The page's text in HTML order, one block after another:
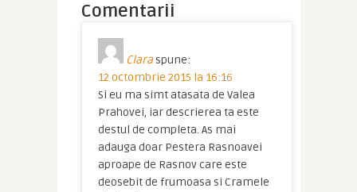
Comentarii
Clara spune:
12 octombrie 2015 la 16:16
Si eu ma simt atasata de Valea
Prahovei, iar descrierea ta este
destul de completa. As mai
adauga doar Pestera Rasnoavei
aproape de Rasnov care este
deosebit de frumoasa si Cramele